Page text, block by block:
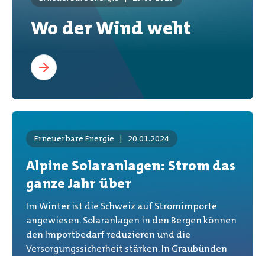
Wo der Wind weht
Erneuerbare Energie | 20.01.2024
Alpine Solaranlagen: Strom das
ganze Jahr über
Im Winter ist die Schweiz auf Stromimporte
angewiesen. Solaranlagen in den Bergen können
den Importbedarf reduzieren und die
Versorgungssicherheit stärken. In Graubünden